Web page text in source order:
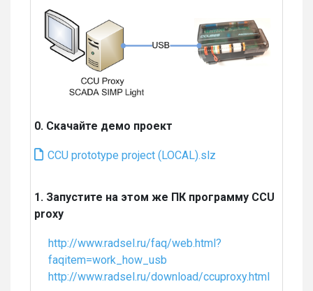
0. Скачайте демо проект
CCU prototype project (LOCAL).slz
1. Запустите на этом же ПК программу CCU
proxy
http://www.radsel.ru/faq/web.html?
faqitem=work_how_usb
http://www.radsel.ru/download/ccuproxy.html